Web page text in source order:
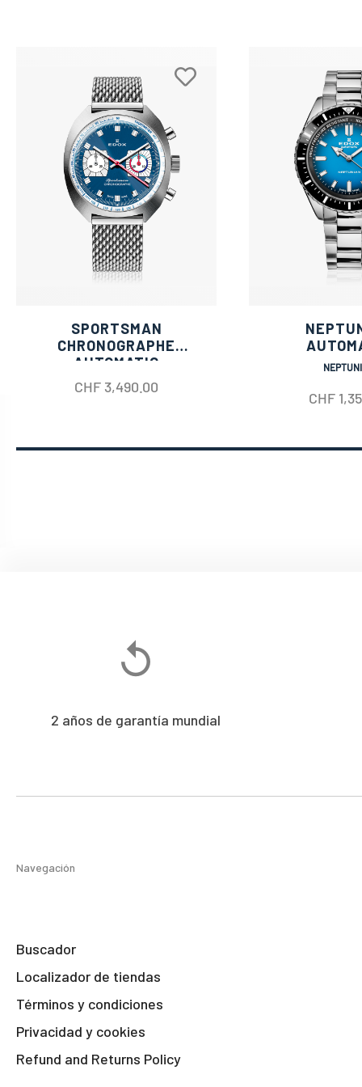
SPORTSMAN
CHRONOGRAPHE
AUTOMATIC
CHF 3,490.00
CHF
2 años de garantía mundial
Navegación
Buscador
Localizador de tiendas
Términos y condiciones
Privacidad y cookies
Refund and Returns Policy